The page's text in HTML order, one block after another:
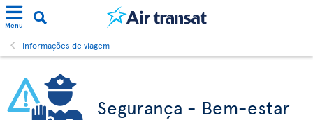
Menu
Informações de viagem
Segurança - Bem-estar